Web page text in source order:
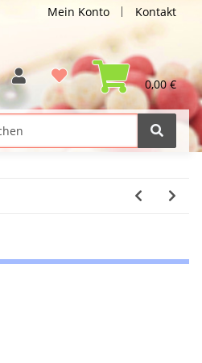
Mein Konto Kontakt
0,00 €
Info